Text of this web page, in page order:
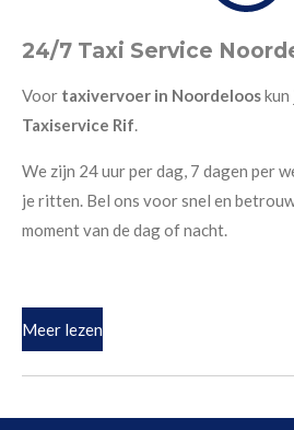
24/7 Taxi Service
Voor taxivervoer in Noordelooskun
Taxiservice Rif.
We zijn 24 uur per dag, 7 dagen per
je ritten. Bel ons voor snel en
moment van de dag of nacht.
Meer lezen